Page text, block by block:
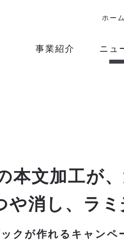
ホーム
事業紹介 ニュ
本文加工が
や消し、ラ
クが作れるキャンペ